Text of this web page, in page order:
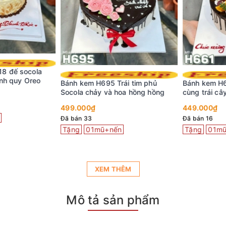
đế socola
quy Oreo
Bánh kem H695 Trái tim phủ
Socola chảy và hoa hồng hồng
499.000₫
Đã bán 33
Tặng 01mũ+nến
Bánh kem
cùng trái cây
449.000₫
Đã bán 16
Tặng
XEM THÊM
Mô tả sản phẩm